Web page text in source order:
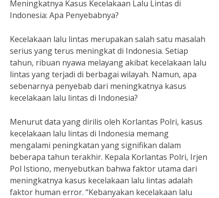
Meningkatnya Kasus Kecelakaan Lalu Lintas di
Indonesia: Apa Penyebabnya?
Kecelakaan lalu lintas merupakan salah satu masalah
serius yang terus meningkat di Indonesia. Setiap
tahun, ribuan nyawa melayang akibat kecelakaan lalu
lintas yang terjadi di berbagai wilayah. Namun, apa
sebenarnya penyebab dari meningkatnya kasus
kecelakaan lalu lintas di Indonesia?
Menurut data yang dirilis oleh Korlantas Polri, kasus
kecelakaan lalu lintas di Indonesia memang
mengalami peningkatan yang signifikan dalam
beberapa tahun terakhir. Kepala Korlantas Polri, Irjen
Pol Istiono, menyebutkan bahwa faktor utama dari
meningkatnya kasus kecelakaan lalu lintas adalah
faktor human error. “Kebanyakan kecelakaan lalu